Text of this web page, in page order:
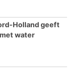
Holland geeft
water